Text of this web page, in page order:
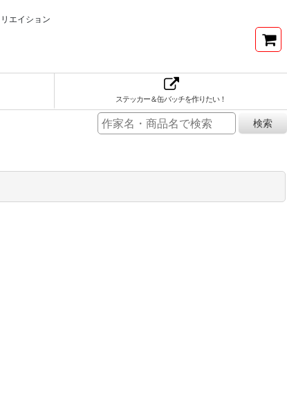
エイション
ステッカー＆缶バッチを作りたい！